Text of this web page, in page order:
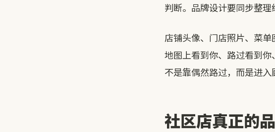
判断。品牌设计要同步整理
店铺头像、门店照片、菜
地图上看到你、路过看到
不是靠偶然路过，而是进入
社区店真正的